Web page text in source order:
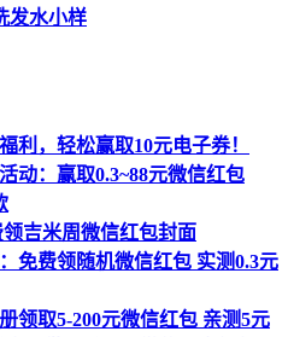
发水小样
利，轻松赢取10元电子券！
动：赢取0.3~88元微信红包
吉米周微信红包封面
免费领随机微信红包 实测0.3元
领取5-200元微信红包 亲测5元